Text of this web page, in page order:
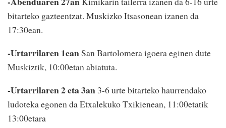
bitarteko gazteentzat. Muskizko Itsasonean izanen da
17:30ean.
-Urtarrilaren 1eanSan Bartolomera igoera eginen dute
Muskiztik, 10:00etan abiatuta.
-Urtarrilaren 2 eta 3an 3-6 urte bitarteko haurrendako
ludoteka egonen da Etxalekuko Txikienean, 11:00etatik
13:00etara